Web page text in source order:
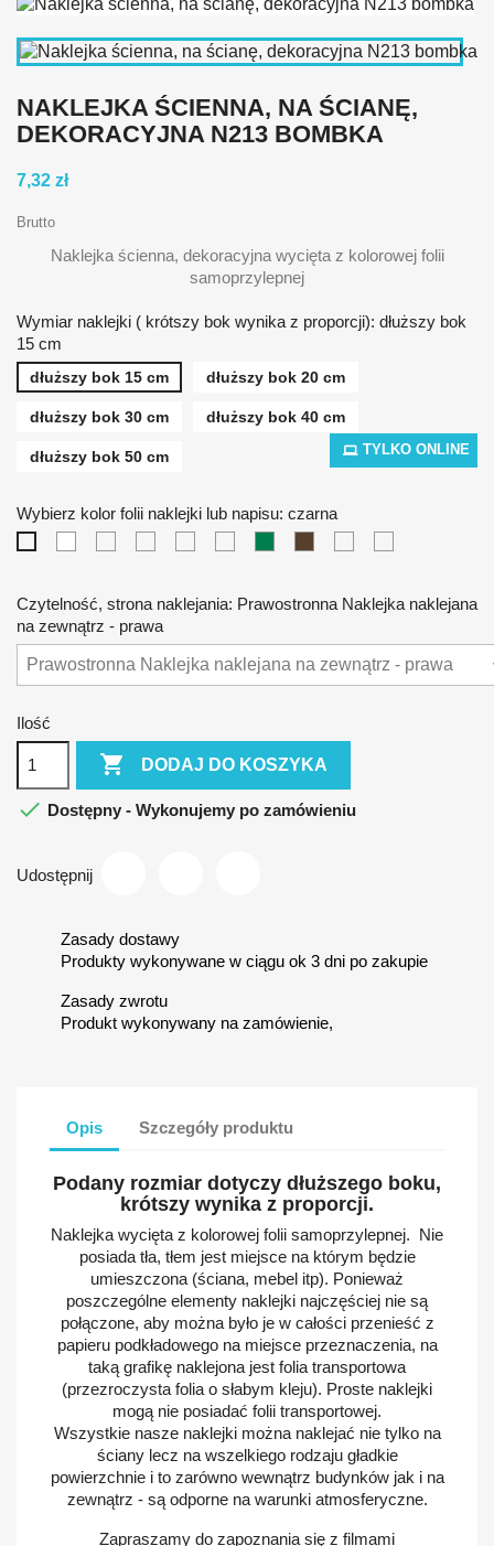
TYLKO ONLINE
NAKLEJKA ŚCIENNA, NA ŚCIANĘ,
DEKORACYJNA N213 BOMBKA
7,32 zł
Brutto
Naklejka ścienna, dekoracyjna wycięta z kolorowej folii
samoprzylepnej
Wymiar naklejki ( krótszy bok wynika z proporcji): dłuższy bok
15 cm
dłuższy bok 15 cm dłuższy bok 20 cm
dłuższy bok 30 cm dłuższy bok 40 cm
dłuższy bok 50 cm
Wybierz kolor folii naklejki lub napisu: czarna
Czytelność, strona naklejania: Prawostronna Naklejka naklejana
na zewnątrz - prawa
Ilość
 DODAJ DO KOSZYKA
 Dostępny - Wykonujemy po zamówieniu
Udostępnij
Zasady dostawy
Produkty wykonywane w ciągu ok 3 dni po zakupie
Zasady zwrotu
Produkt wykonywany na zamówienie,
Opis Szczegóły produktu
Podany rozmiar dotyczy dłuższego boku,
krótszy wynika z proporcji.
Naklejka wycięta z kolorowej folii samoprzylepnej. Nie
posiada tła, tłem jest miejsce na którym będzie
umieszczona (ściana, mebel itp). Ponieważ
poszczególne elementy naklejki najczęściej nie są
połączone, aby można było je w całości przenieść z
papieru podkładowego na miejsce przeznaczenia, na
taką grafikę naklejona jest folia transportowa
(przezroczysta folia o słabym kleju). Proste naklejki
mogą nie posiadać folii transportowej.
Wszystkie nasze naklejki można naklejać nie tylko na
ściany lecz na wszelkiego rodzaju gładkie
powierzchnie i to zarówno wewnątrz budynków jak i na
zewnątrz - są odporne na warunki atmosferyczne.
Zapraszamy do zapoznania się z filmami